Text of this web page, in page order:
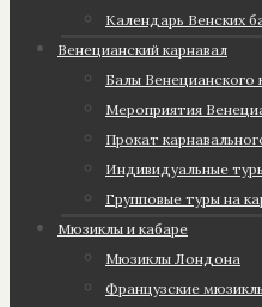
Календарь Венских
Венецианский карнавал
Балы Венецианского
Мероприятия
Прокат
Индивидуальные
Групповые туры на
Мюзиклы и кабаре
Мюзиклы Лондона
Французские